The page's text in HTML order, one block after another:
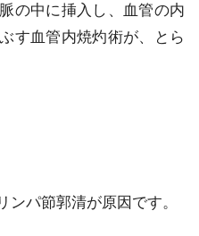
の中に挿入し、血管の内
す血管内焼灼術が、とら
パ節郭清が原因です。